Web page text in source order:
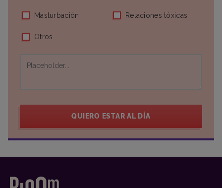
Masturbación Relaciones tóxicas
Otros
QUIERO ESTAR AL DÍA